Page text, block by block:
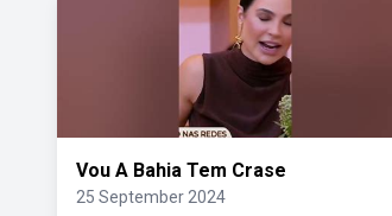
Vou A Bahia Tem Crase
25 September 2024